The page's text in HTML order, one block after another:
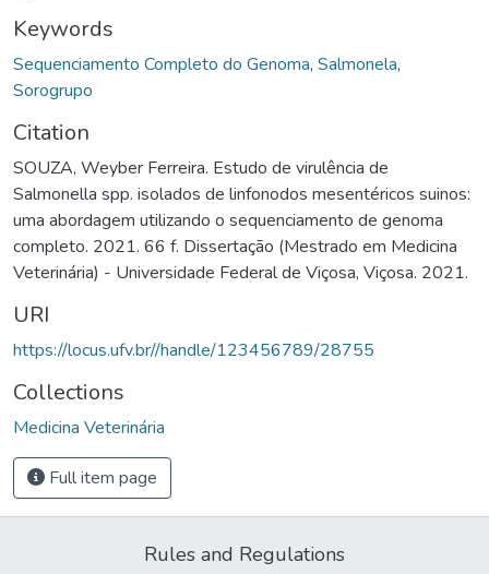
Keywords
Sequenciamento Completo do Genoma, Salmonela,
Sorogrupo
Citation
SOUZA, Weyber Ferreira. Estudo de virulência de
Salmonella spp. isolados de linfonodos mesentéricos suinos:
uma abordagem utilizando o sequenciamento de genoma
completo. 2021. 66 f. Dissertação (Mestrado em Medicina
Veterinária) - Universidade Federal de Viçosa, Viçosa. 2021.
URI
https://locus.ufv.br//handle/123456789/28755
Collections
Medicina Veterinária
Full item page
Rules and Regulations